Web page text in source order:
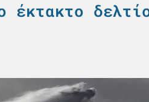
έκτακτο